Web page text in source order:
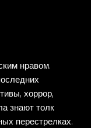
нравом.
хоррор,
знают толк
перестрелках.